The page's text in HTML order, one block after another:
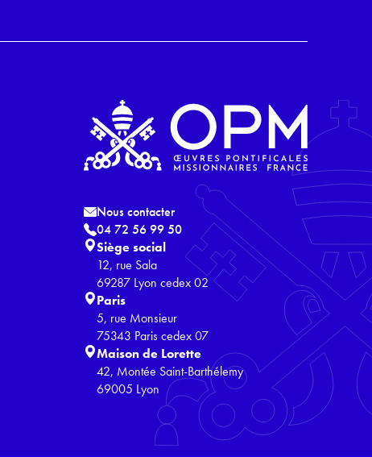
Nous contacter
04 72 56 99 50
Siège social
12, rue Sala
69287 Lyon cedex 02
Paris
5, rue Monsieur
75343 Paris cedex 07
Maison de Lorette
42, Montée Saint-Barthélemy
69005 Lyon